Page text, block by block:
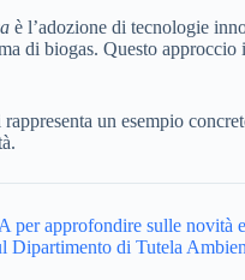
è l’adozione di tecnologie
di biogas. Questo
un esempio
approfondire sulle
Dipartimento di Tutela